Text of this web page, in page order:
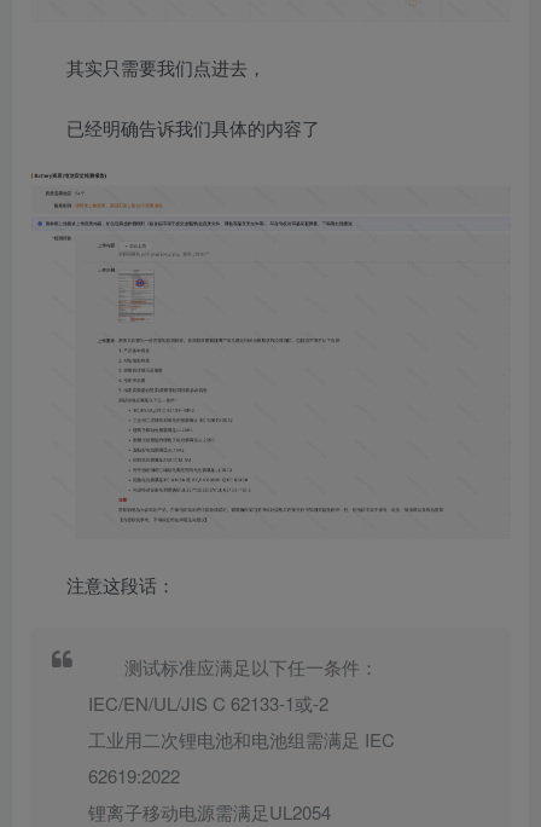
其实只需要我们点进去，
已经明确告诉我们具体的内容了
注意这段话：
测试标准应满足以下任一条件：
IEC/EN/UL/JIS C 62133-1或-2
工业用二次锂电池和电池组需满足 IEC
62619:2022
锂离子移动电源需满足UL2054